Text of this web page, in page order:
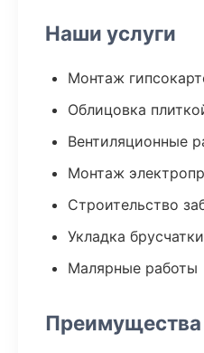
Наши услуги
Монтаж
Облицовка
Вентиляционные
Монтаж
Строительство
Укладка брусчатки
Малярные работы